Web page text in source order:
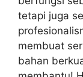
tetapi juga
membuat
bahan